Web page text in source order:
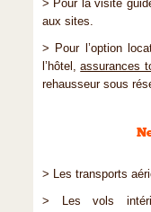
> Pour la visite
aux sites.
> Pour l’option
l’hôtel,assurances
rehausseur sous
> Les transports
> Les vols